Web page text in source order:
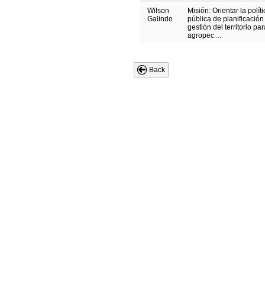
Wilson
Galindo
Misión: Orientar la
pública de
gestión del territorio
agropec
Back